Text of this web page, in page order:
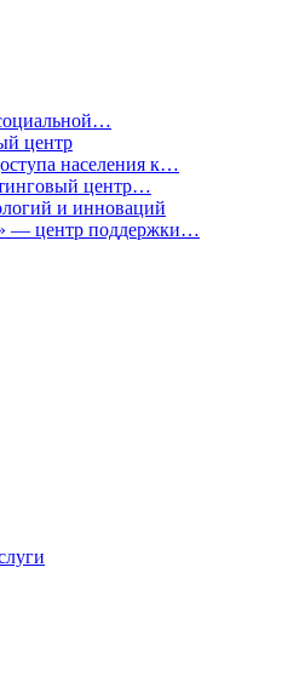
центр
населения к…
центр…
и инноваций
центр поддержки…